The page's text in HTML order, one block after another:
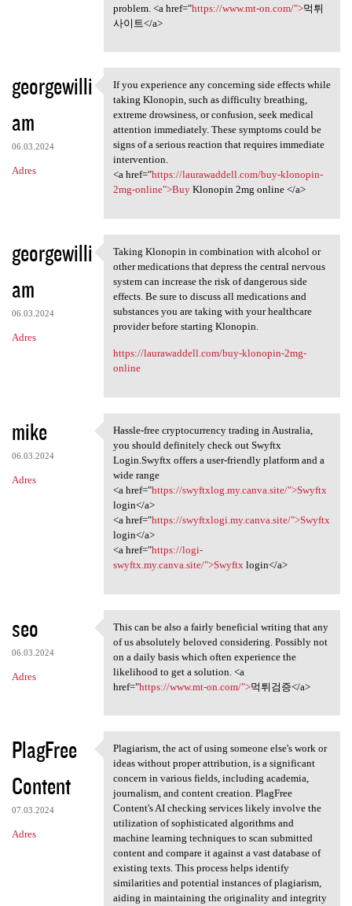
problem. <a href="https://www.mt-on.com/">먹튀
사이트</a>
georgewilli
am
06.03.2024
Adres
If you experience any
If you experience any concerning side effects while
taking Klonopin, such as difficulty breathing,
extreme drowsiness, or confusion, seek medical
attention immediately. These symptoms could be
signs of a serious reaction that requires immediate
intervention.
<a href="https://laurawaddell.com/buy-klonopin-
2mg-online">BuyKlonopin 2mg online </a>
georgewilli
am
06.03.2024
Adres
Taking Klonopin in
Taking Klonopin in combination with alcohol or
other medications that depress the central nervous
system can increase the risk of dangerous side
effects. Be sure to discuss all medications and
substances you are taking with your healthcare
provider before starting Klonopin.
https://laurawaddell.com/buy-klonopin-2mg-
online
mike
06.03.2024
Adres
Hassle-free cryptocurrency
Hassle-free cryptocurrency trading in Australia,
you should definitely check out Swyftx
Login.Swyftx offers a user-friendly platform and a
wide range
<a href="https://swyftxlog.my.canva.site/">Swyftx
login</a>
<a href="https://swyftxlogi.my.canva.site/">Swyftx
login</a>
<a href="https://logi-
swyftx.my.canva.site/">Swyftx login</a>
seo
06.03.2024
Adres
This can be also a fairly
This can be also a fairly beneficial writing that any
of us absolutely beloved considering. Possibly not
on a daily basis which often experience the
likelihood to get a solution. <a
href="https://www.mt-on.com/">먹튀검증</a>
PlagFree
Content
07.03.2024
Adres
Plagiarism, the act of using
Plagiarism, the act of using someone else's work or
ideas without proper attribution, is a significant
concern in various fields, including academia,
journalism, and content creation. PlagFree
Content's AI checking services likely involve the
utilization of sophisticated algorithms and
machine learning techniques to scan submitted
content and compare it against a vast database of
existing texts. This process helps identify
similarities and potential instances of plagiarism,
aiding in maintaining the originality and integrity